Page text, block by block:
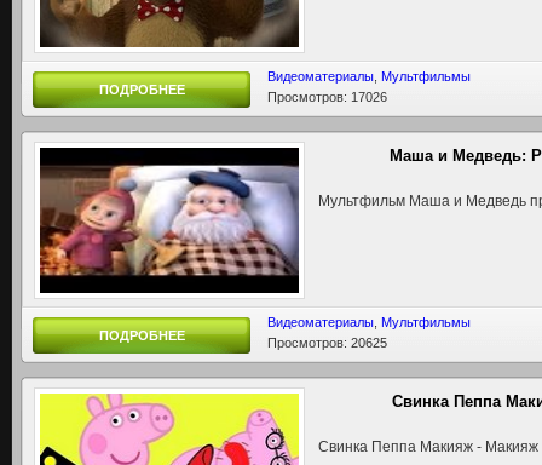
ПОДРОБНЕЕ
Видеоматериалы Мультфильмы
Просмотров: 17026
Маша и Медведь:
Мультфильм Маша и Медведь
ПОДРОБНЕЕ
Видеоматериалы Мультфильмы
Просмотров: 20625
Свинка Пеппа
Свинка Пеппа Макияж - Макияж